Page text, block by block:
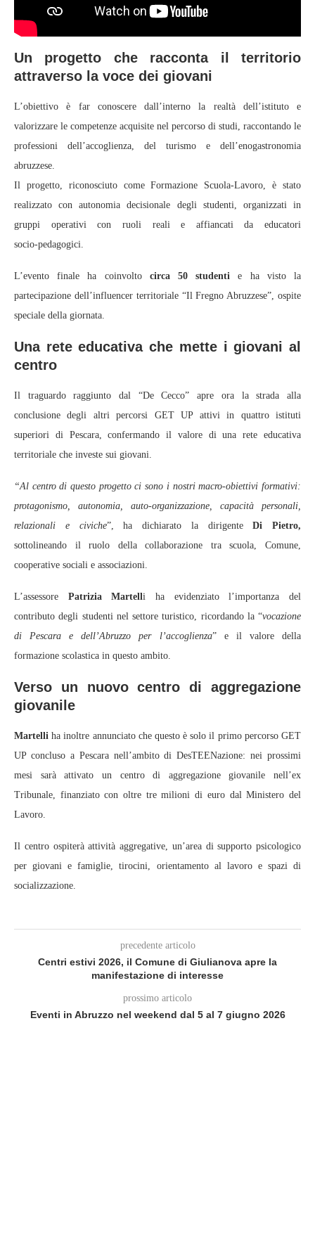
Un progetto che racconta il territorio
attraverso la voce dei giovani
L’obiettivo è far conoscere dall’interno la realtà dell’istituto e
valorizzare le competenze acquisite nel percorso di studi, raccontando le
professioni dell’accoglienza, del turismo e dell’enogastronomia
abruzzese.
Il progetto, riconosciuto come Formazione Scuola-Lavoro, è stato
realizzato con autonomia decisionale degli studenti, organizzati in
gruppi operativi con ruoli reali e affiancati da educatori
socio‑pedagogici.
L’evento finale ha coinvolto circa 50 studenti e ha visto la
partecipazione dell’influencer territoriale “Il Fregno Abruzzese”, ospite
speciale della giornata.
Una rete educativa che mette i giovani al
centro
Il traguardo raggiunto dal “De Cecco” apre ora la strada alla
conclusione degli altri percorsi GET UP attivi in quattro istituti
superiori di Pescara, confermando il valore di una rete educativa
territoriale che investe sui giovani.
“Al centro di questo progetto ci sono i nostri macro‑obiettivi formativi:
protagonismo, autonomia, auto‑organizzazione, capacità personali,
relazionali e civiche”, ha dichiarato la dirigenteDi Pietro,
sottolineando il ruolo della collaborazione tra scuola, Comune,
cooperative sociali e associazioni.
L’assessore Patrizia Martelli ha evidenziato l’importanza del
contributo degli studenti nel settore turistico, ricordando la “vocazione
di Pescara e dell’Abruzzo per l’accoglienza” e il valore della
formazione scolastica in questo ambito.
Verso un nuovo centro di aggregazione
giovanile
Martelli ha inoltre annunciato che questo è solo il primo percorso GET
UP concluso a Pescara nell’ambito di DesTEENazione: nei prossimi
mesi sarà attivato un centro di aggregazione giovanile nell’ex
Tribunale, finanziato con oltre tre milioni di euro dal Ministero del
Lavoro.
Il centro ospiterà attività aggregative, un’area di supporto psicologico
per giovani e famiglie, tirocini, orientamento al lavoro e spazi di
socializzazione.
precedente articolo
Centri estivi 2026, il Comune di Giulianova apre la
manifestazione di interesse
prossimo articolo
Eventi in Abruzzo nel weekend dal 5 al 7 giugno 2026